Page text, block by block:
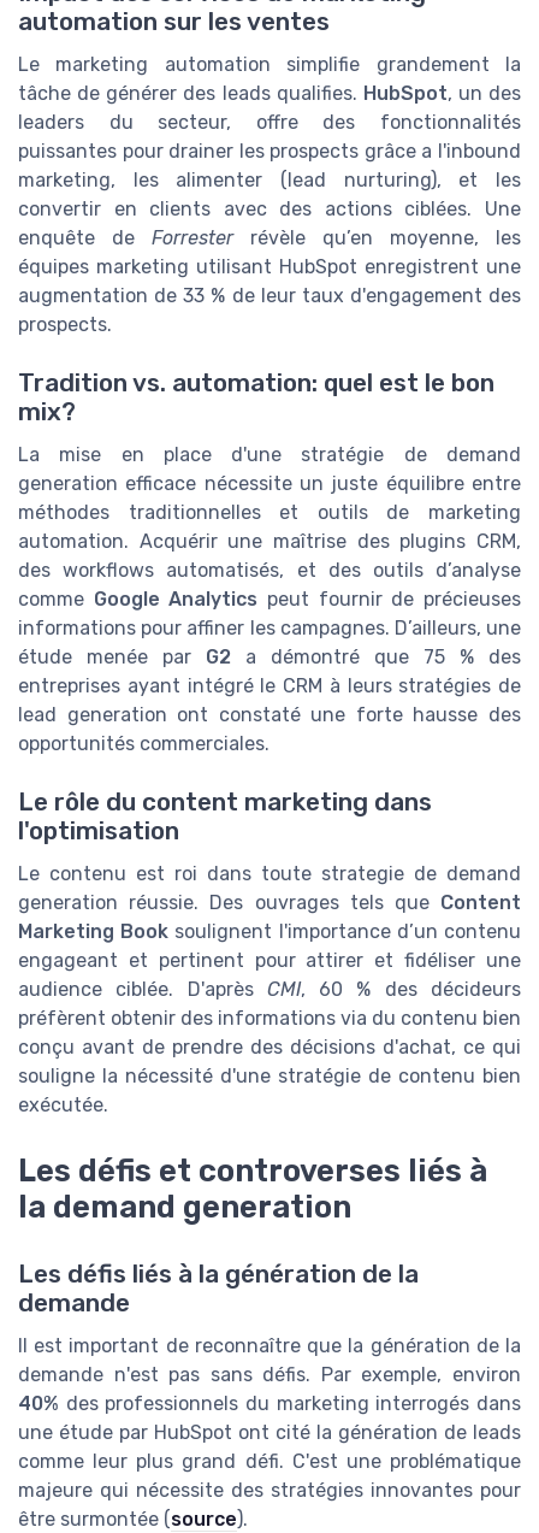
automation sur les ventes
Le marketing automation simplifie grandement la
tâche de générer des leads qualifies. HubSpot, un des
leaders du secteur, offre des fonctionnalités
puissantes pour drainer les prospects grâce a l'inbound
marketing, les alimenter (lead nurturing), et les
convertir en clients avec des actions ciblées. Une
enquête de Forresterrévèle qu’en moyenne, les
équipes marketing utilisant HubSpot enregistrent une
augmentation de 33 % de leur taux d'engagement des
prospects.
Tradition vs. automation: quel est le bon
mix?
La mise en place d'une stratégie de demand
generation efficace nécessite un juste équilibre entre
méthodes traditionnelles et outils de marketing
automation. Acquérir une maîtrise des plugins CRM,
des workflows automatisés, et des outils d’analyse
comme Google Analytics peut fournir de précieuses
informations pour affiner les campagnes. D’ailleurs, une
étude menée par G2 a démontré que 75 % des
entreprises ayant intégré le CRM à leurs stratégies de
lead generation ont constaté une forte hausse des
opportunités commerciales.
Le rôle du content marketing dans
l'optimisation
Le contenu est roi dans toute strategie de demand
generation réussie. Des ouvrages tels que Content
Marketing Book soulignent l'importance d’un contenu
engageant et pertinent pour attirer et fidéliser une
audience ciblée. D'après CMI, 60 % des décideurs
préfèrent obtenir des informations via du contenu bien
conçu avant de prendre des décisions d'achat, ce qui
souligne la nécessité d'une stratégie de contenu bien
exécutée.
Les défis et controverses liés à
la demand generation
Les défis liés à la génération de la
demande
Il est important de reconnaître que la génération de la
demande n'est pas sans défis. Par exemple, environ
40% des professionnels du marketing interrogés dans
une étude par HubSpot ont cité la génération de leads
comme leur plus grand défi. C'est une problématique
majeure qui nécessite des stratégies innovantes pour
être surmontée (source).